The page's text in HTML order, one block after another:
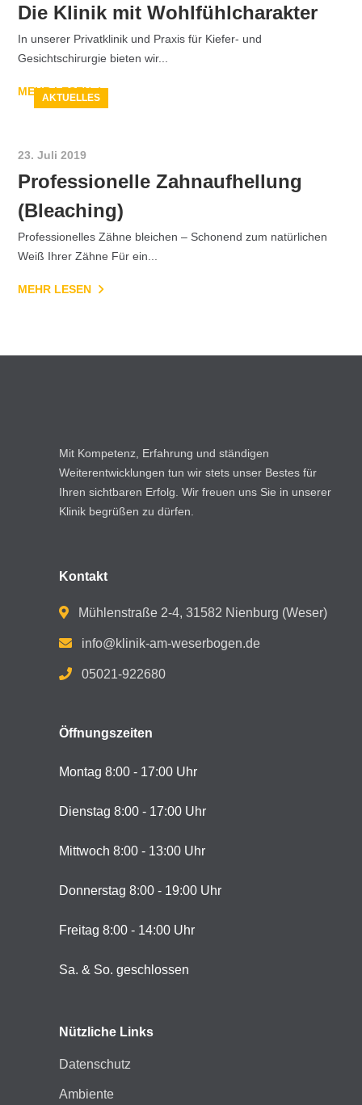
Die Klinik mit Wohlfühlcharakter
In unserer Privatklinik und Praxis für Kiefer- und
Gesichtschirurgie bieten wir...
MEHR LESEN
AKTUELLES
23. Juli 2019
Professionelle Zahnaufhellung
(Bleaching)
Professionelles Zähne bleichen – Schonend zum natürlichen
Weiß Ihrer Zähne Für ein...
MEHR LESEN
Mit Kompetenz, Erfahrung und ständigen
Weiterentwicklungen tun wir stets unser Bestes für
Ihren sichtbaren Erfolg. Wir freuen uns Sie in unserer
Klinik begrüßen zu dürfen.
Kontakt
Mühlenstraße 2-4, 31582 Nienburg (Weser)
info@klinik-am-weserbogen.de
05021-922680
Öffnungszeiten
Montag 8:00 - 17:00 Uhr
Dienstag 8:00 - 17:00 Uhr
Mittwoch 8:00 - 13:00 Uhr
Donnerstag 8:00 - 19:00 Uhr
Freitag 8:00 - 14:00 Uhr
Sa. & So. geschlossen
Nützliche Links
Datenschutz
Ambiente